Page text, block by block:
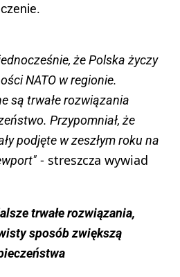
że Polska życzy
NATO w regionie.
są trwałe rozwiązania
Przypomniał, że
podjęte w zeszłym roku na
- streszcza wywiad
trwałe rozwiązania,
sposób zwiększą